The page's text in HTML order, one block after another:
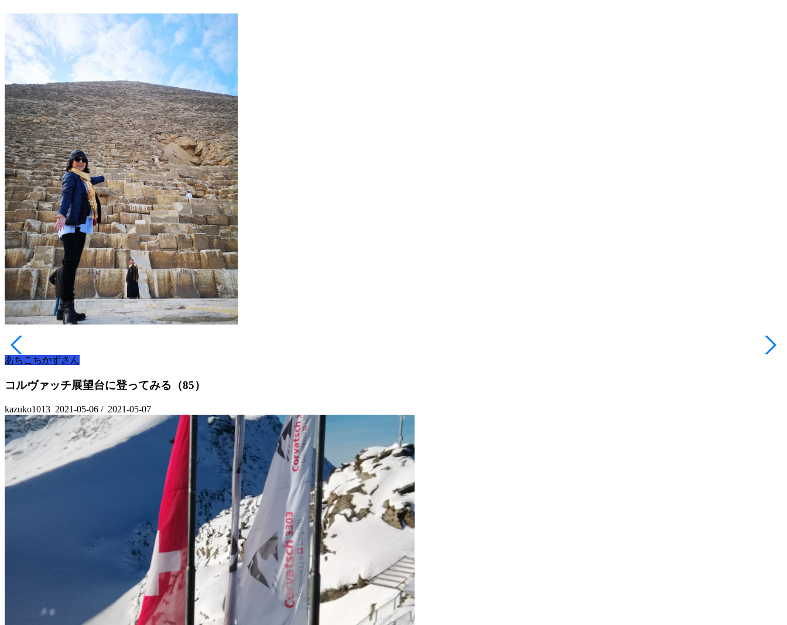
あちこちかずさん
コルヴァッチ展望台に登ってみる（85）
kazuko1013 2021-05-06 / 2021-05-07